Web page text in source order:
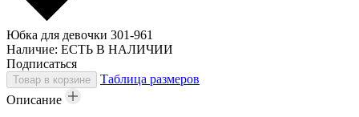
Юбка для девочки 301-961
Наличие: ЕСТЬ В НАЛИЧИИ
Подписаться
Товар в корзине
Таблица размеров
Описание